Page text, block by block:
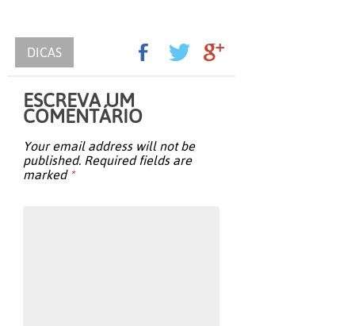
DICAS
ESCREVA UM
COMENTÁRIO
Your email address will not be
published. Required fields are
marked *